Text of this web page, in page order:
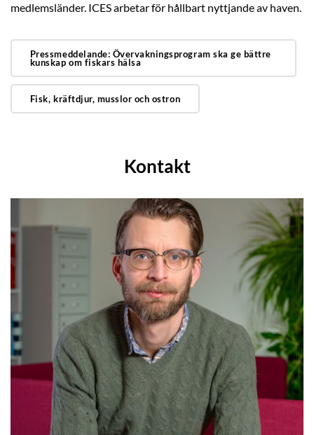
medlemsländer. ICES arbetar för hållbart nyttjande av haven.
Pressmeddelande: Övervakningsprogram ska ge bättre
kunskap om fiskars hälsa
Fisk, kräftdjur, musslor och ostron
Kontakt